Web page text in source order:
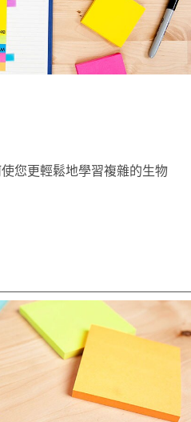
您更輕鬆地學習複雜的生物